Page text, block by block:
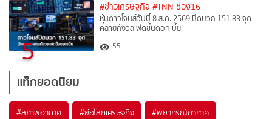
5
#ข่าวเศรษฐกิจ #TNN ช่อง16
หุ้นดาวโจนส์วันนี้ 8 ส.ค. 2569 ปิดบวก 151.83 จุด
คลายกังวลเฟดขึ้นดอกเบี้ย
55
แท็กยอดนิยม
#สภาพอากาศ #ย่อโลกเศรษฐกิจ #พยากรณ์อากาศ